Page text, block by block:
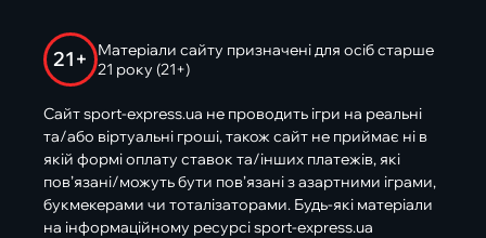
21+
Матеріали сайту призначені для осіб старше
21 року (21+)
Сайт sport-express.ua не проводить ігри на реальні
та/або віртуальні гроші, також сайт не приймає ні в
якій формі оплату ставок та/інших платежів, які
пов’язані/можуть бути пов’язані з азартними іграми,
букмекерами чи тоталізаторами. Будь-які матеріали
на інформаційному ресурсі sport-express.ua